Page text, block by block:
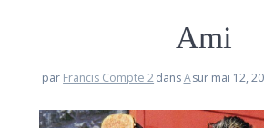
Ami
par Francis Compte 2dansAsur mai 12,